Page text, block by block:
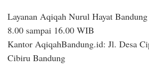
Layanan Aqiqah Nurul Hayat
8.00 sampai 16.00 WIB
Kantor AqiqahBandung.id: Jl. Desa
Cibiru Bandung